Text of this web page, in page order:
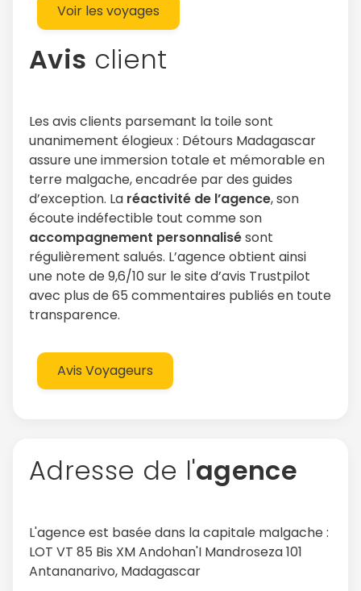
Voir les voyages
Avis client
Les avis clients parsemant la toile sont
unanimement élogieux : Détours Madagascar
assure une immersion totale et mémorable en
terre malgache, encadrée par des guides
d’exception. La réactivité de l’agence, son
écoute indéfectible tout comme son
accompagnement personnalisésont
régulièrement salués. L’agence obtient ainsi
une note de 9,6/10 sur le site d’avis Trustpilot
avec plus de 65 commentaires publiés en toute
transparence.
Avis Voyageurs
Adresse de l'agence
L'agence est basée dans la capitale malgache :
LOT VT 85 Bis XM Andohan'I Mandroseza 101
Antananarivo, Madagascar